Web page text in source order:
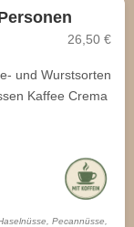
26,50 €
und Wurstsorten
Kaffee Crema
Pecannüsse,